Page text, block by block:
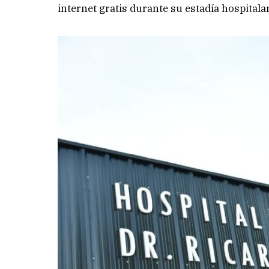
internet gratis durante su estadía